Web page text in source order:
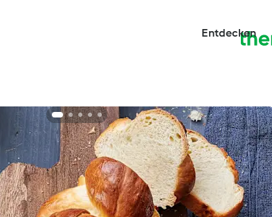
Entdecken